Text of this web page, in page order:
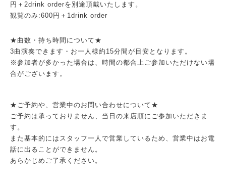
円＋2drink orderを別途頂戴いたします。
観覧のみ:600円＋1drink order
★曲数・持ち時間について★
3曲演奏できます・お一人様約15分間が目安となります。
※参加者が多かった場合は、時間の都合上ご参加いただけない場
合がございます。
★ご予約や、営業中のお問い合わせについて★
ご予約は承っておりません、当日の来店順にご参加いただきま
す。
また基本的にはスタッフ一人で営業しているため、営業中はお電
話に出ることができません。
あらかじめご了承ください。